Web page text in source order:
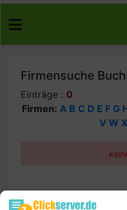
Firmensuche
Einträge : 0
Firmen: A B C D E F G
V W X